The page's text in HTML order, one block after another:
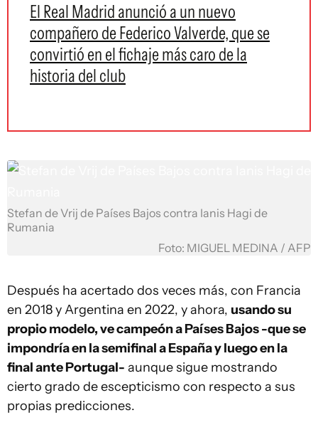
El Real Madrid anunció a un nuevo
compañero de Federico Valverde, que se
convirtió en el fichaje más caro de la
historia del club
Stefan de Vrij de Países Bajos contra Ianis Hagi de
Rumania
Foto: MIGUEL MEDINA / AFP
Después ha acertado dos veces más, con Francia
en 2018 y Argentina en 2022, y ahora, usando su
propio modelo, ve campeón a Países Bajos -que se
impondría en la semifinal a España y luego en la
final ante Portugal- aunque sigue mostrando
cierto grado de escepticismo con respecto a sus
propias predicciones.